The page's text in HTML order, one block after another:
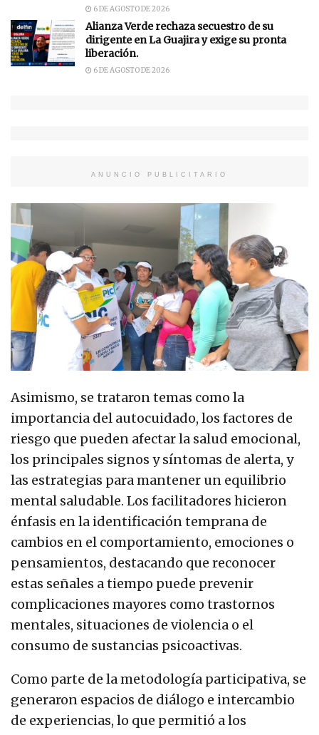
6 DE AGOSTO DE 2026
Alianza Verde rechaza secuestro de su
dirigente en La Guajira y exige su pronta
liberación.
6 DE AGOSTO DE 2026
ANUNCIO PUBLICITARIO
Asimismo, se trataron temas como la
importancia del autocuidado, los factores de
riesgo que pueden afectar la salud emocional,
los principales signos y síntomas de alerta, y
las estrategias para mantener un equilibrio
mental saludable. Los facilitadores hicieron
énfasis en la identificación temprana de
cambios en el comportamiento, emociones o
pensamientos, destacando que reconocer
estas señales a tiempo puede prevenir
complicaciones mayores como trastornos
mentales, situaciones de violencia o el
consumo de sustancias psicoactivas.
Como parte de la metodología participativa, se
generaron espacios de diálogo e intercambio
de experiencias, lo que permitió a los